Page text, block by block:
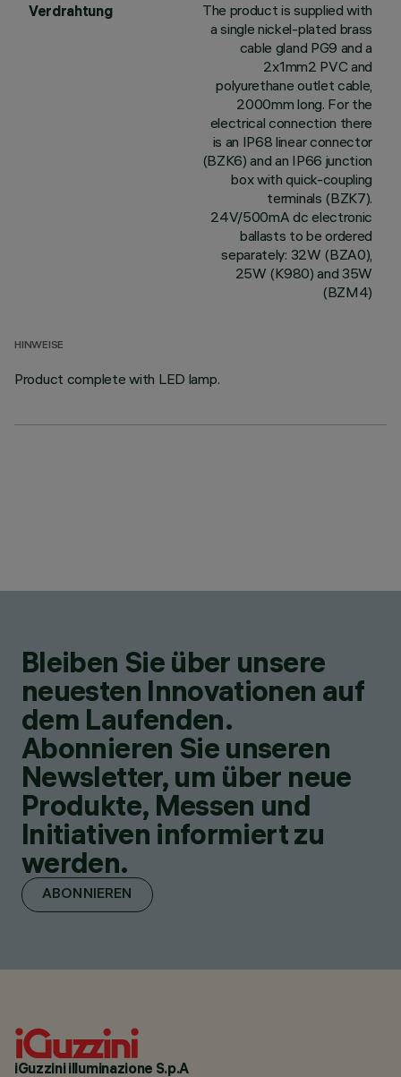
Verdrahtung
The product is supplied with
a single nickel-plated brass
cable gland PG9 and a
2x1mm2 PVC and
polyurethane outlet cable,
2000mm long. For the
electrical connection there
is an IP68 linear connector
(BZK6) and an IP66 junction
box with quick-coupling
terminals (BZK7).
24V/500mA dc electronic
ballasts to be ordered
separately: 32W (BZA0),
25W (K980) and 35W
(BZM4)
HINWEISE
Product complete with LED lamp.
Bleiben Sie über unsere
neuesten Innovationen auf
dem Laufenden.
Abonnieren Sie unseren
Newsletter, um über neue
Produkte, Messen und
Initiativen informiert zu
werden.
ABONNIEREN
iGuzzini illuminazione S.p.A